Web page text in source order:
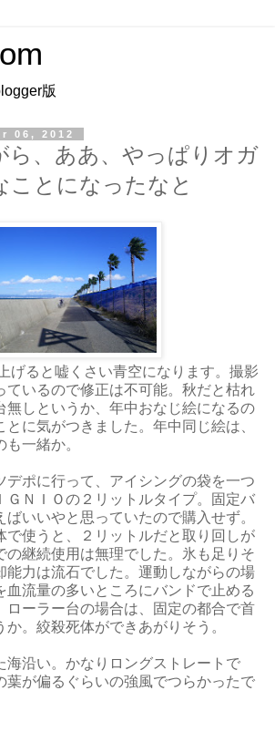
版
06, 2012
ら、ああ、やっぱりオガ
ことになったなと
げると嘘くさい青空になります。撮影
ているので修正は不可能。秋だと枯れ
無しというか、年中おなじ絵になるの
に気がつきました。年中同じ絵は、
一緒か。
デポに行って、アイシングの袋を一つ
ＧＮＩＯの２リットルタイプ。固定バ
ばいいやと思っていたので購入せず。
で使うと、２リットルだと取り回しが
の継続使用は無理でした。氷も足りそ
能力は流石でした。運動しながらの場
血流量の多いところにバンドで止める
ローラー台の場合は、固定の都合で首
。絞殺死体ができあがりそう。
海沿い。かなりロングストレートで
葉が偏るぐらいの強風でつらかったで